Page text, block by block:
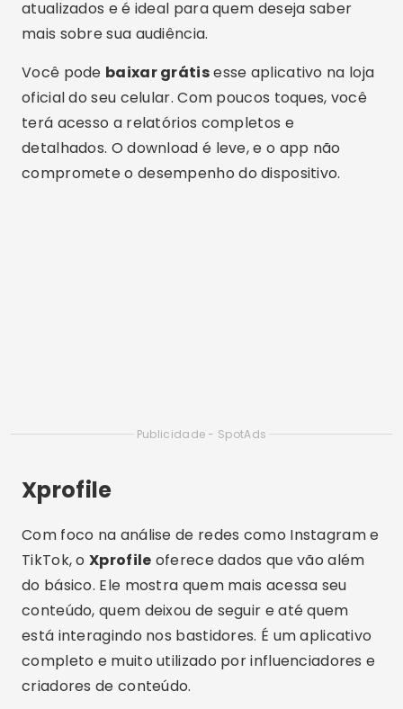
Xprofile
Com foco na análise de redes como Instagram e
oferece dados que vão além
do básico. Ele mostra quem mais acessa seu
conteúdo, quem deixou de seguir e até quem
está interagindo nos bastidores. É um aplicativo
Simples, direto e funcional: o
excelente para quem quer saber quem visualizou
seu perfil, deixou de seguir ou tem interações
secretas. Ele possui gráficos interativos,
estatísticas detalhadas e notificações em
tempo real.
Se você quer um app confiável e fácil de usar, o
FollowMeteré a solução. Você pode